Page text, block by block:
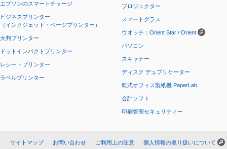
エプソンのスマートチャージ
ビジネスプリンター
（インクジェット・ページプリンター）
大判プリンター
ドットインパクトプリンター
レシートプリンター
ラベルプリンター
プロジェクター
スマートグラス
ウオッチ：Orient Star / Orient
パソコン
スキャナー
ディスク デュプリケーター
乾式オフィス製紙機 PaperLab
会計ソフト
印刷管理セキュリティー
サイトマップ お問い合わせ ご利用上の注意 個人情報の取り扱いについて